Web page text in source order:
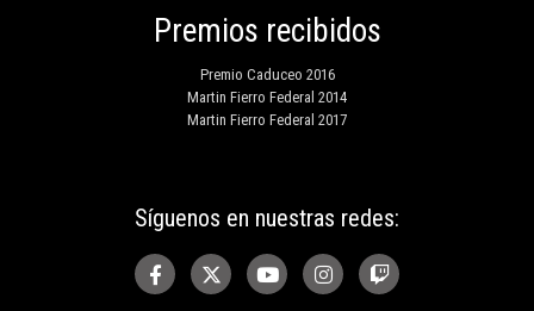
Síguenos en nuestras redes:
Premios recibidos
Premio Caduceo 2016
Martin Fierro Federal 2014
Martin Fierro Federal 2017